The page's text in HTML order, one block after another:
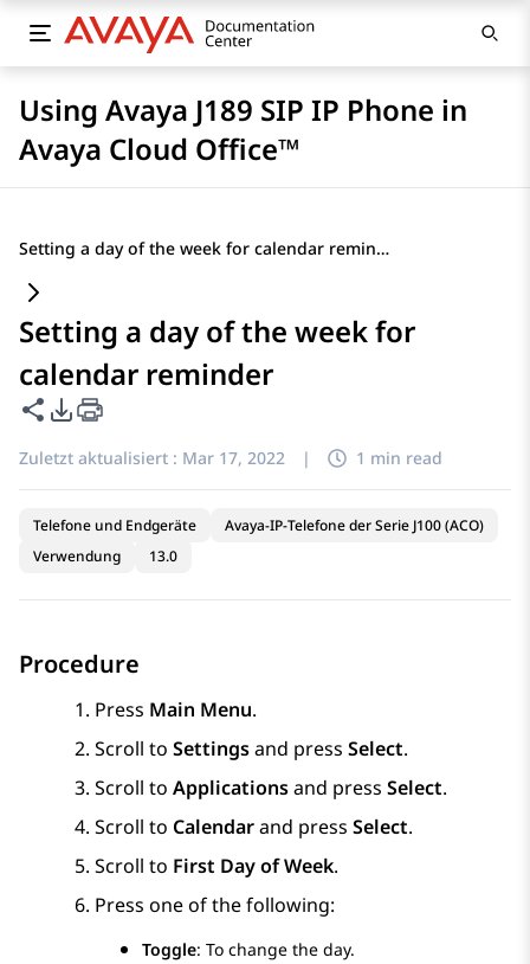
Using Avaya J189 SIP IP Phone in
Avaya Cloud Office™
Setting a day of the week for calendar reminder
Setting a day of the week for
calendar reminder
Diese Seite teilen
PDF-Exportoptionen
Zuletzt aktualisiert : Mar 17, 2022 | 1 min read
Telefone und Endgeräte
Avaya-IP-Telefone der Serie J100 (ACO)
Verwendung
13.0
Procedure
Press Main Menu.
Scroll to Settingsand press Select.
Scroll to Applicationsand press Select.
Scroll to Calendarand press Select.
Scroll to First Day of Week.
Press one of the following:
Toggle: To change the day.